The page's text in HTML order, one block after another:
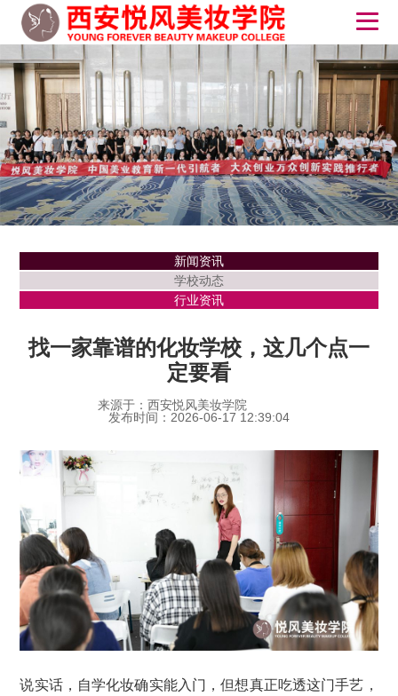
新闻资讯
学校动态
行业资讯
找一家靠谱的化妆学校，这几个点一
定要看
来源于：西安悦风美妆学院
发布时间：2026-06-17 12:39:04
说实话，自学化妆确实能入门，但想真正吃透这门手艺，